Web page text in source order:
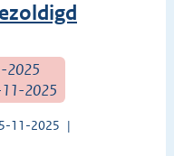
2025
11-2025
11-2025